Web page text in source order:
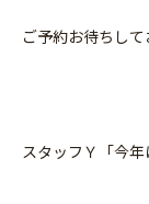
ご予約お待ちし
スタッフＹ「今